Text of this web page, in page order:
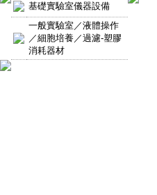
基礎實驗室儀器設備
一般實驗室／液體操作
／細胞培養／過濾-塑膠
消耗器材